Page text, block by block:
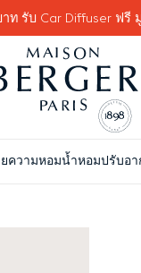
รับ Car Diffuser ฟรี มู
ยความหอมน้ำหอมปรับอา